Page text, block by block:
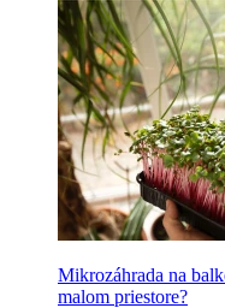
Mikrozáhrada na
malom priestore?